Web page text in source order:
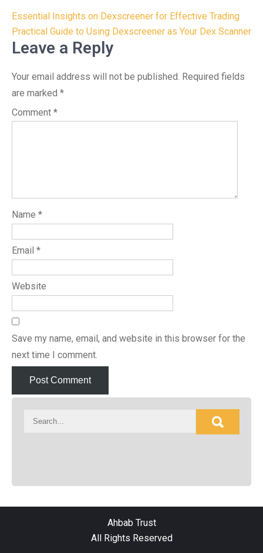
Post
navigation
Essential Insights on Dexscreener for Effective Trading
Practical Guide to Using Dexscreener as Your Dex Scanner
Leave a Reply
Your email address will not be published. Required fields
are marked *
Comment *
Name *
Email *
Website
Save my name, email, and website in this browser for the
next time I comment.
Ahbab Trust
All Rights Reserved